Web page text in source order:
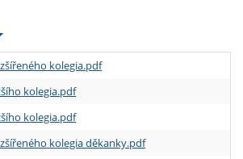
kolegia.pdf
kolegia.pdf
kolegia.pdf
kolegia děkanky.pdf